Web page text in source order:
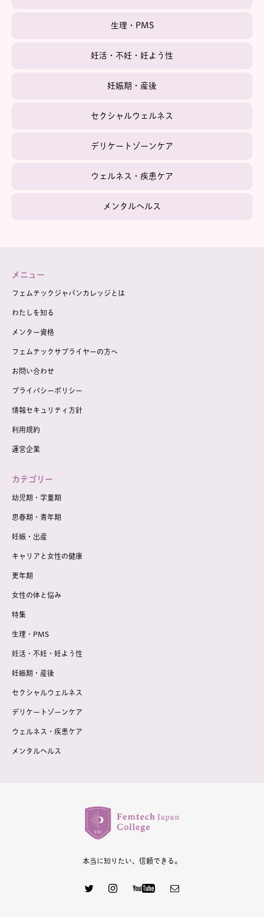
生理・PMS
妊活・不妊・妊よう性
妊娠期・産後
セクシャルウェルネス
デリケートゾーンケア
ウェルネス・疾患ケア
メンタルヘルス
メニュー
フェムテックジャパンカレッジとは
わたしを知る
メンター資格
フェムテックサプライヤーの方へ
お問い合わせ
プライバシーポリシー
情報セキュリティ方針
利用規約
運営企業
カテゴリー
幼児期・学童期
思春期・青年期
妊娠・出産
キャリアと女性の健康
更年期
女性の体と悩み
特集
生理・PMS
妊活・不妊・妊よう性
妊娠期・産後
セクシャルウェルネス
デリケートゾーンケア
ウェルネス・疾患ケア
メンタルヘルス
本当に知りたい、信頼できる。